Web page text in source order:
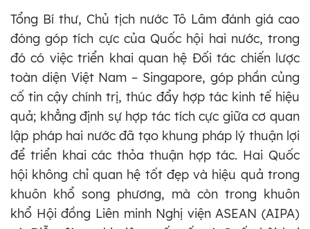
Tổng Bí thư, Chủ tịch nước Tô Lâm đánh giá cao
đóng góp tích cực của Quốc hội hai nước, trong
đó có việc triển khai quan hệ Đối tác chiến lược
toàn diện Việt Nam – Singapore, góp phần củng
cố tin cậy chính trị, thúc đẩy hợp tác kinh tế hiệu
quả; khẳng định sự hợp tác tích cực giữa cơ quan
lập pháp hai nước đã tạo khung pháp lý thuận lợi
để triển khai các thỏa thuận hợp tác. Hai Quốc
hội không chỉ quan hệ tốt đẹp và hiệu quả trong
khuôn khổ song phương, mà còn trong khuôn
khổ Hội đồng Liên minh Nghị viện ASEAN (AIPA)